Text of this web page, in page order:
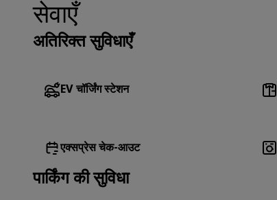
सेवाएँ
अतिरिक्त सुविधाएँ
EV चॉर्जिंग स्टेशन
एक्सप्रेस चेक-आउट
पार्किंग की सुविधा